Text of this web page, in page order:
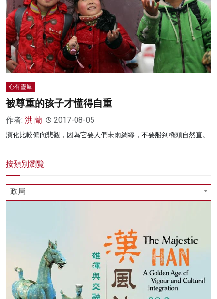
心有靈犀
被尊重的孩子才懂得自重
作者: 洪 蘭 2017-08-05
演化比較偏向悲觀，因為它要人們未雨綢繆，不要船到橋頭自然直。
按類別瀏覽
政局